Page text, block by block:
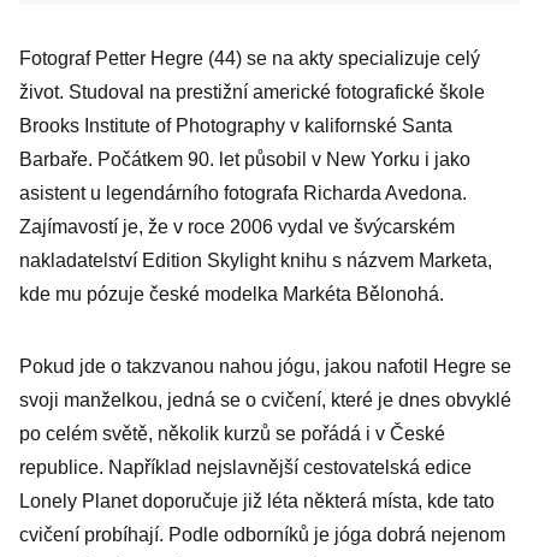
Fotograf Petter Hegre (44) se na akty specializuje celý
život. Studoval na prestižní americké fotografické škole
Brooks Institute of Photography v kalifornské Santa
Barbaře. Počátkem 90. let působil v New Yorku i jako
asistent u legendárního fotografa Richarda Avedona.
Zajímavostí je, že v roce 2006 vydal ve švýcarském
nakladatelství Edition Skylight knihu s názvem Marketa,
kde mu pózuje české modelka Markéta Bělonohá.
Pokud jde o takzvanou nahou jógu, jakou nafotil Hegre se
svoji manželkou, jedná se o cvičení, které je dnes obvyklé
po celém světě, několik kurzů se pořádá i v České
republice. Například nejslavnější cestovatelská edice
Lonely Planet doporučuje již léta některá místa, kde tato
cvičení probíhají. Podle odborníků je jóga dobrá nejenom